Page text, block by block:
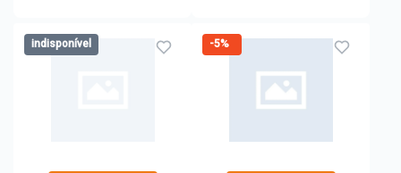
indisponível -5%